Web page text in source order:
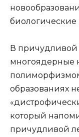
биологические
В причудливой
многоядерные
образованиях
который
причудливой